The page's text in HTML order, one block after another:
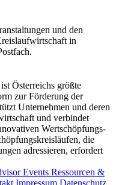
und den
in
Österreichs größte
zur Förderung der
Unternehmen und deren
und verbindet
Wertschöpfungs-
die
adressieren, erfordert
Events Ressourcen &
Impressum Datenschutz